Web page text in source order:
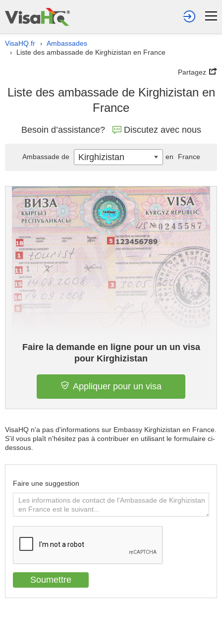
VisaHQ.fr › Ambassades
› Liste des ambassade de Kirghizistan en France
Partagez
Liste des ambassade de Kirghizistan en
France
Besoin d’assistance? Discutez avec nous
Faire la demande en ligne pour un un visa
pour Kirghizistan
Appliquer pour un visa
VisaHQ n'a pas d'informations sur Embassy Kirghizistan en France.
S'il vous plaît n'hésitez pas à contribuer en utilisant le formulaire ci-
dessous.
Faire une suggestion
Ambassade de Kirghizistan en France